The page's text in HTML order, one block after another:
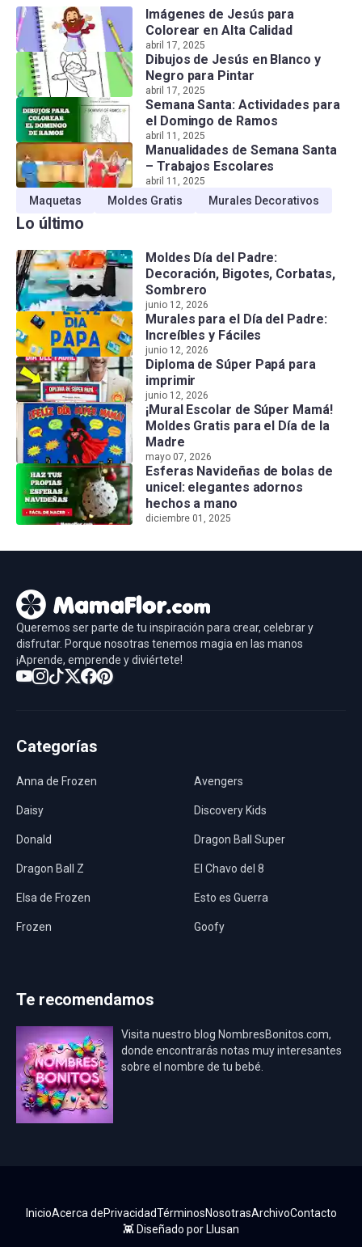
Imágenes de Jesús para
Colorear en Alta Calidad
abril 17, 2025
Dibujos de Jesús en Blanco y
Negro para Pintar
abril 17, 2025
Semana Santa: Actividades para
el Domingo de Ramos
abril 11, 2025
Manualidades de Semana Santa
– Trabajos Escolares
abril 11, 2025
Maquetas Moldes Gratis Murales Decorativos
Lo último
Moldes Día del Padre:
Decoración, Bigotes, Corbatas,
Sombrero
junio 12, 2026
Murales para el Día del Padre:
Increíbles y Fáciles
junio 12, 2026
Diploma de Súper Papá para
imprimir
junio 12, 2026
¡Mural Escolar de Súper Mamá!
Moldes Gratis para el Día de la
Madre
mayo 07, 2026
Esferas Navideñas de bolas de
unicel: elegantes adornos
hechos a mano
diciembre 01, 2025
Queremos ser parte de tu inspiración para crear, celebrar y
disfrutar. Porque nosotras tenemos magia en las manos
¡Aprende, emprende y diviértete!
Categorías
Anna de Frozen Avengers
Daisy Discovery Kids
Donald Dragon Ball Super
Dragon Ball Z El Chavo del 8
Elsa de Frozen Esto es Guerra
Frozen Goofy
Los Minions Los Vengadores
Mario Bros Mi Villano Favorito
Mickey Mouse
Pokémon Pokémon Go
Te recomendamos
Visita nuestro blog NombresBonitos.com,
donde encontrarás notas muy interesantes
sobre el nombre de tu bebé.
👾 Diseñado por Llusan
InicioAcerca dePrivacidadTérminosNosotrasArchivoContacto